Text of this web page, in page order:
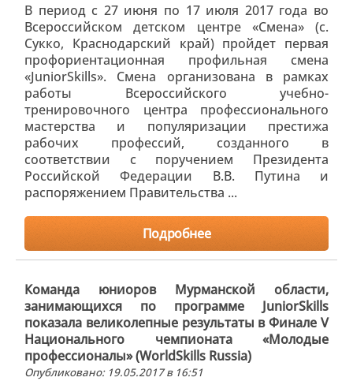
В период с 27 июня по 17 июля 2017 года во
Всероссийском детском центре «Смена» (с.
Сукко, Краснодарский край) пройдет первая
профориентационная профильная смена
«JuniorSkills». Смена организована в рамках
работы Всероссийского учебно-
тренировочного центра профессионального
мастерства и популяризации престижа
рабочих профессий, созданного в
соответствии с поручением Президента
Российской Федерации В.В. Путина и
распоряжением Правительства ...
Подробнее
Команда юниоров Мурманской области,
занимающихся по программе JuniorSkills
показала великолепные результаты в Финале V
Национального чемпионата «Молодые
профессионалы» (WorldSkills Russia)
Опубликовано: 19.05.2017 в 16:51